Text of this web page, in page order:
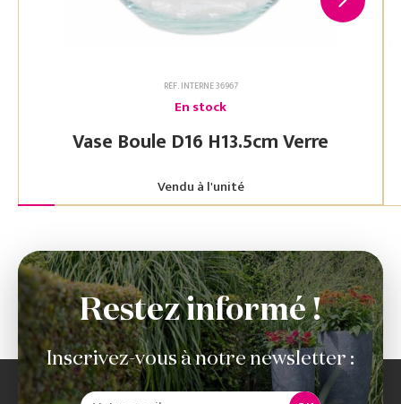
RÉF. INTERNE 36967
En stock
Vase Boule D16 H13.5cm Verre
Vendu à l'unité
Restez informé !
Inscrivez-vous à notre newsletter :